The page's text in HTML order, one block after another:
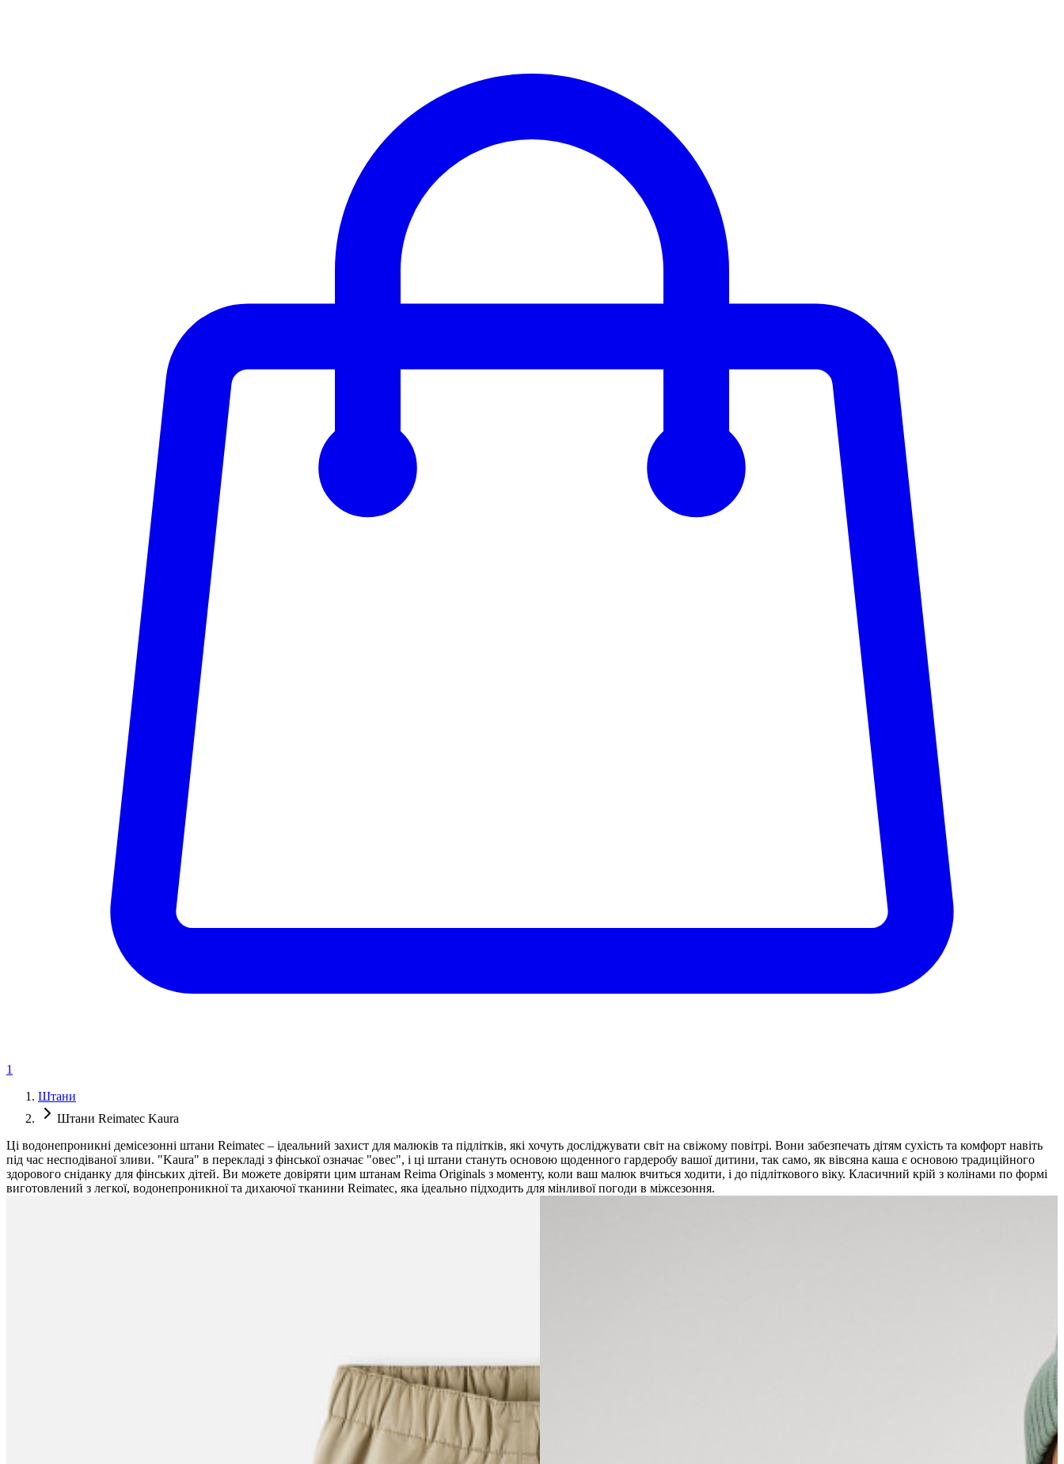
1
Штани
Штани Reimatec Kaura
Ці водонепроникні демісезонні штани Reimatec – ідеальний захист для малюків та підлітків, які хочуть досліджувати світ на свіжому повітрі. Вони забезпечать дітям сухість та комфорт навіть
під час несподіваної зливи. "Kaura" в перекладі з фінської означає "овес", і ці штани стануть основою щоденного гардеробу вашої дитини, так само, як вівсяна каша є основою традиційного
здорового сніданку для фінських дітей. Ви можете довіряти цим штанам Reima Originals з моменту, коли ваш малюк вчиться ходити, і до підліткового віку. Класичний крій з колінами по формі
виготовлений з легкої, водонепроникної та дихаючої тканини Reimatec, яка ідеально підходить для мінливої погоди в міжсезоння.